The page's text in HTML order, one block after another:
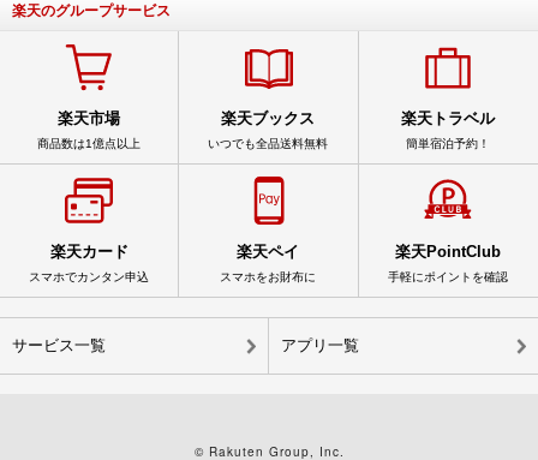
楽天のグループサービス
楽天市場
商品数は1億点以上
楽天ブックス
いつでも全品送料無料
楽天トラベル
簡単宿泊予約！
楽天カード
スマホでカンタン申込
楽天ペイ
スマホをお財布に
楽天PointClub
手軽にポイントを確認
サービス一覧 アプリ一覧
© Rakuten Group, Inc.